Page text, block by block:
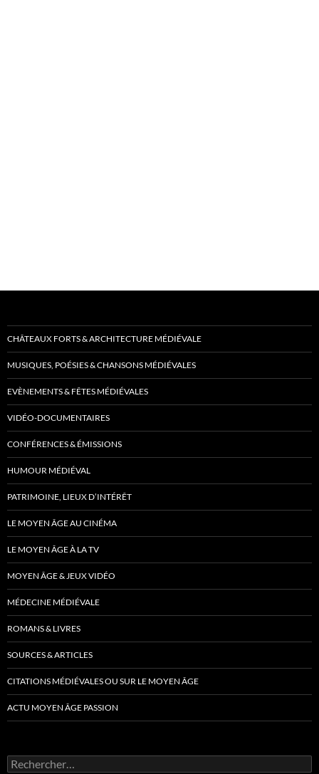
CHÂTEAUX FORTS & ARCHITECTURE MÉDIÉVALE
MUSIQUES, POÉSIES & CHANSONS MÉDIÉVALES
EVÈNEMENTS & FÊTES MÉDIÉVALES
VIDÉO-DOCUMENTAIRES
CONFÉRENCES & ÉMISSIONS
HUMOUR MÉDIÉVAL
PATRIMOINE, LIEUX D’INTÉRÊT
LE MOYEN ÂGE AU CINÉMA
LE MOYEN ÂGE À LA TV
MOYEN ÂGE & JEUX VIDÉO
MÉDECINE MÉDIÉVALE
ROMANS & LIVRES
SOURCES & ARTICLES
CITATIONS MÉDIÉVALES OU SUR LE MOYEN ÂGE
ACTU MOYEN ÂGE PASSION
Rechercher :